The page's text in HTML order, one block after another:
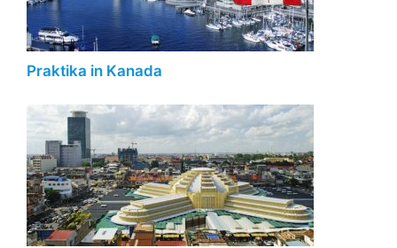
Praktika in Kanada